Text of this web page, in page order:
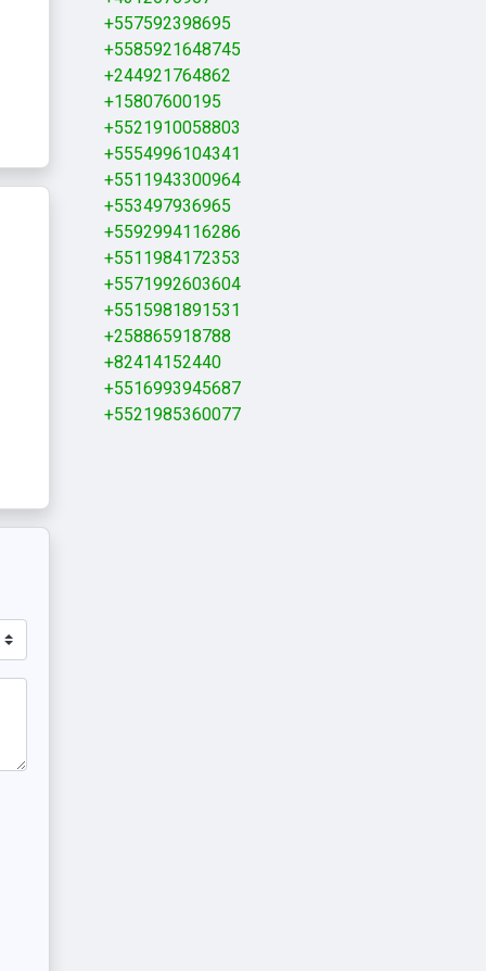
+557592398695
+5585921648745
+244921764862
+15807600195
+5521910058803
+5554996104341
+5511943300964
+553497936965
+5592994116286
+5511984172353
+5571992603604
+5515981891531
+258865918788
+82414152440
+5516993945687
+5521985360077